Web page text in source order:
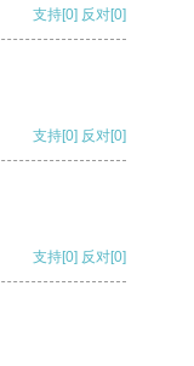
支持[0] 反对[0]
支持[0] 反对[0]
支持[0] 反对[0]